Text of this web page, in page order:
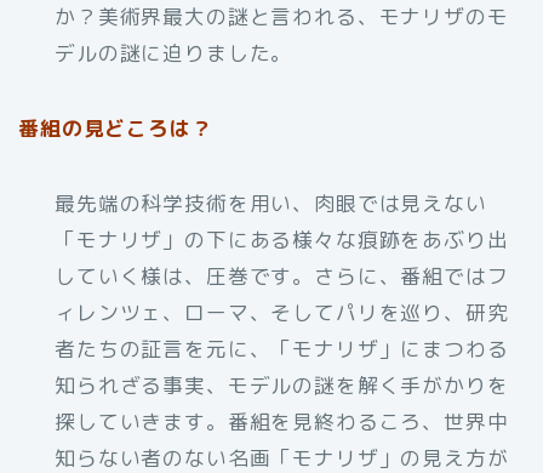
か？美術界最大の謎と言われる、モナリザのモ
デルの謎に迫りました。
番組の見どころは？
最先端の科学技術を用い、肉眼では見えない
「モナリザ」の下にある様々な痕跡をあぶり出
していく様は、圧巻です。さらに、番組ではフ
ィレンツェ、ローマ、そしてパリを巡り、研究
者たちの証言を元に、「モナリザ」にまつわる
知られざる事実、モデルの謎を解く手がかりを
探していきます。番組を見終わるころ、世界中
知らない者のない名画「モナリザ」の見え方が